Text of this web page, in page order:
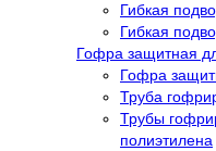
Гибкая
Гибкая
Гофра защитная
Гофра
Труба
Трубы
полиэтилена